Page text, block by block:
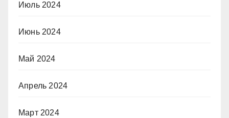
Июль 2024
Июнь 2024
Май 2024
Апрель 2024
Март 2024